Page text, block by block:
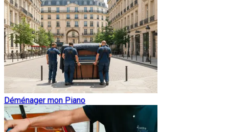
Déménager mon Piano